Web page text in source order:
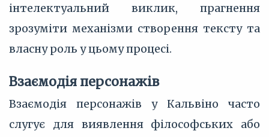
інтелектуальний виклик, прагнення
зрозуміти механізми створення тексту та
власну роль у цьому процесі.
Взаємодія персонажів
Взаємодія персонажів у Кальвіно часто
слугує для виявлення філософських або